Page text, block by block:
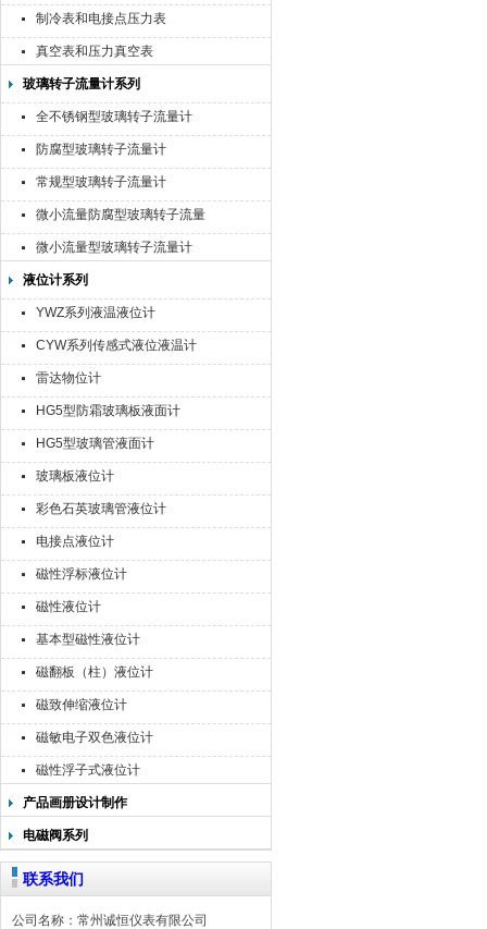
制冷表和电接点压力表
真空表和压力真空表
玻璃转子流量计系列
全不锈钢型玻璃转子流量计
防腐型玻璃转子流量计
常规型玻璃转子流量计
微小流量防腐型玻璃转子流量
计
微小流量型玻璃转子流量计
液位计系列
YWZ系列液温液位计
CYW系列传感式液位液温计
雷达物位计
HG5型防霜玻璃板液面计
HG5型玻璃管液面计
玻璃板液位计
彩色石英玻璃管液位计
电接点液位计
磁性浮标液位计
磁性液位计
基本型磁性液位计
磁翻板（柱）液位计
磁致伸缩液位计
磁敏电子双色液位计
磁性浮子式液位计
产品画册设计制作
电磁阀系列
联系我们
公司名称：常州诚恒仪表有限公司